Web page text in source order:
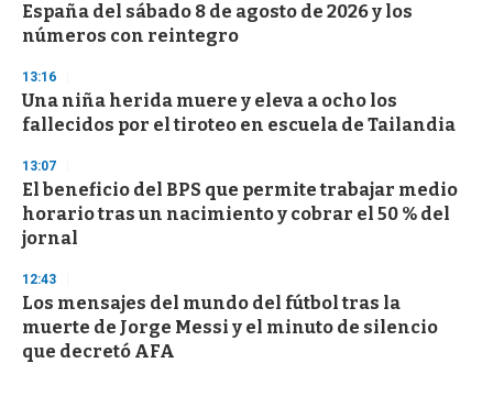
España del sábado 8 de agosto de 2026 y los
números con reintegro
13:16
Una niña herida muere y eleva a ocho los
fallecidos por el tiroteo en escuela de Tailandia
13:07
El beneficio del BPS que permite trabajar medio
horario tras un nacimiento y cobrar el 50 % del
jornal
12:43
Los mensajes del mundo del fútbol tras la
muerte de Jorge Messi y el minuto de silencio
que decretó AFA